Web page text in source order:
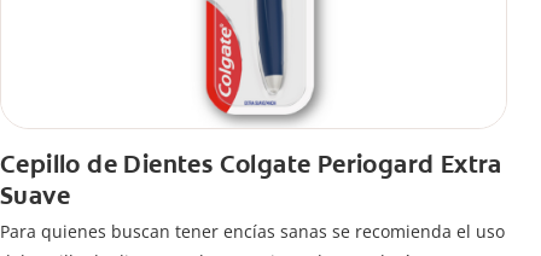
Cepillo de Dientes Colgate Periogard Extra
Suave
Para quienes buscan tener encías sanas se recomienda el uso